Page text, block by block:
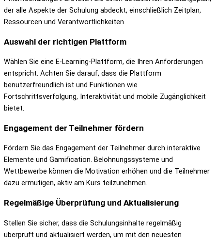
der alle Aspekte der Schulung abdeckt, einschließlich Zeitplan,
Ressourcen und Verantwortlichkeiten.
Auswahl der richtigen Plattform
Wählen Sie eine E-Learning-Plattform, die Ihren Anforderungen
entspricht. Achten Sie darauf, dass die Plattform
benutzerfreundlich ist und Funktionen wie
Fortschrittsverfolgung, Interaktivität und mobile Zugänglichkeit
bietet.
Engagement der Teilnehmer fördern
Fördern Sie das Engagement der Teilnehmer durch interaktive
Elemente und Gamification. Belohnungssysteme und
Wettbewerbe können die Motivation erhöhen und die Teilnehmer
dazu ermutigen, aktiv am Kurs teilzunehmen.
Regelmäßige Überprüfung und Aktualisierung
Stellen Sie sicher, dass die Schulungsinhalte regelmäßig
überprüft und aktualisiert werden, um mit den neuesten